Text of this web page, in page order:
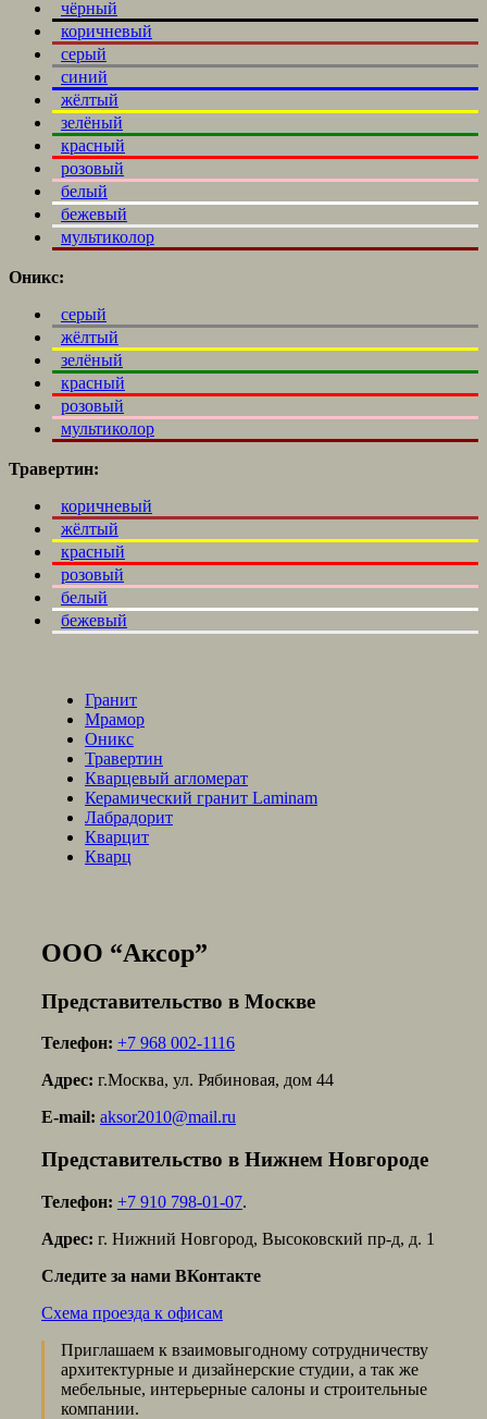
чёрный
коричневый
серый
синий
жёлтый
зелёный
красный
розовый
белый
бежевый
мультиколор
Оникс:
серый
жёлтый
зелёный
красный
розовый
мультиколор
Травертин:
коричневый
жёлтый
красный
розовый
белый
бежевый
Гранит
Мрамор
Оникс
Травертин
Кварцевый агломерат
Керамический гранит Laminam
Лабрадорит
Кварцит
Кварц
ООО “Аксор”
Представительство в Москве
Телефон: +7 968 002-1116
Адрес: г.Москва, ул. Рябиновая, дом 44
E-mail: aksor2010@mail.ru
Представительство в Нижнем Новгороде
Телефон: +7 910 798-01-07.
Адрес: г. Нижний Новгород, Высоковский пр-д, д. 1
Следите за нами ВКонтакте
Схема проезда к офисам
Приглашаем к взаимовыгодному сотрудничеству
архитектурные и дизайнерские студии, а так же
мебельные, интерьерные салоны и строительные
компании.